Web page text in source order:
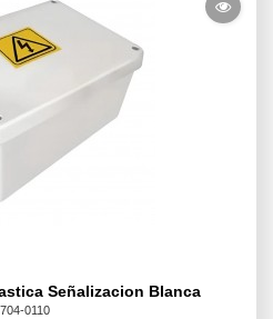
Señalizacion Blanca
704-0110